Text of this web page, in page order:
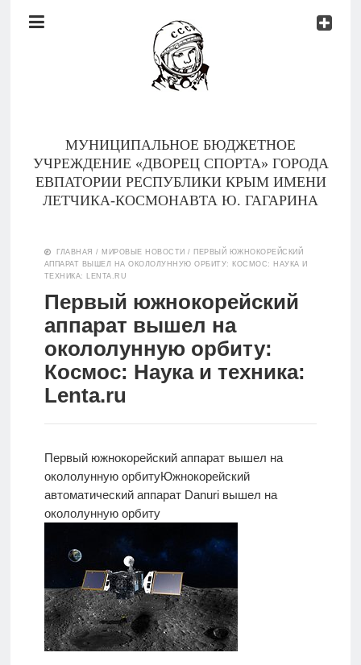
Документы
МУНИЦИПАЛЬНОЕ БЮДЖЕТНОЕ
УЧРЕЖДЕНИЕ «ДВОРЕЦ СПОРТА» ГОРОДА
ЕВПАТОРИИ РЕСПУБЛИКИ КРЫМ ИМЕНИ
ЛЕТЧИКА-КОСМОНАВТА Ю. ГАГАРИНА
Тренеры
Документы
Контакты
Новости
Родителям
О
Версия для
ГЛАВНАЯ / МИРОВЫЕ НОВОСТИ / ПЕРВЫЙ ЮЖНОКОРЕЙСКИЙ
АППАРАТ ВЫШЕЛ НА ОКОЛОЛУННУЮ ОРБИТУ: КОСМОС: НАУКА И
ТЕХНИКА: LENTA.RU
Первый южнокорейский
аппарат вышел на
окололунную орбиту:
Космос: Наука и техника:
Lenta.ru
Первый южнокорейский аппарат вышел на
окололунную орбитуЮжнокорейский
автоматический аппарат Danuri вышел на
окололунную орбиту